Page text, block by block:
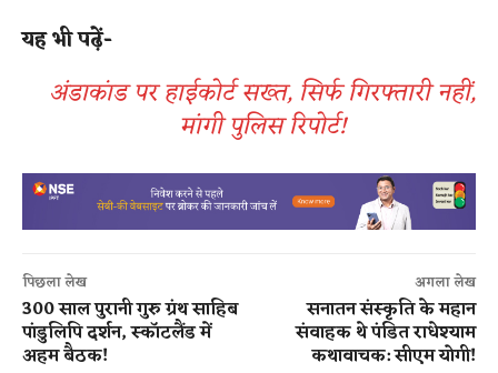
यह भी पढ़ें-
अंडाकांड पर हाईकोर्ट सख्त, सिर्फ गिरफ्तारी नहीं,
मांगी पुलिस रिपोर्ट!
पिछला लेख
300 साल पुरानी गुरु ग्रंथ साहिब
पांडुलिपि दर्शन, स्कॉटलैंड में
अहम बैठक!
अगला लेख
सनातन संस्कृति के महान
संवाहक थे पंडित राधेश्याम
कथावाचक: सीएम योगी!